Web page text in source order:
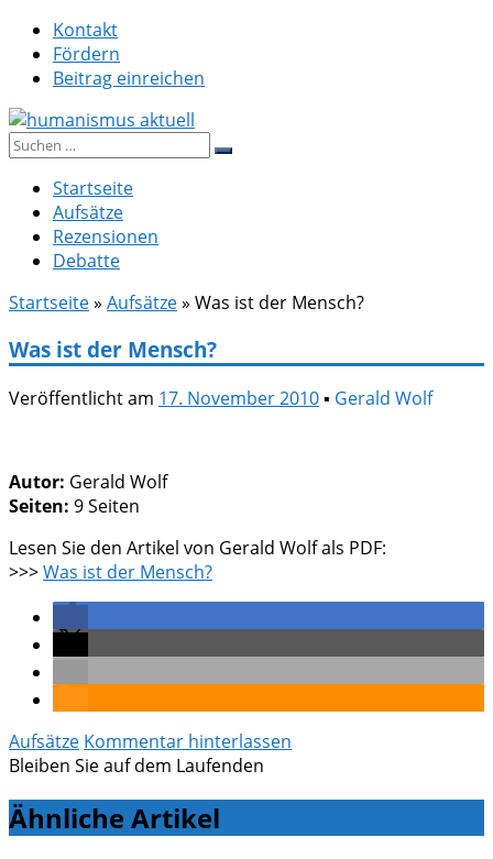
Zum
Inhalt
springen
Kontakt
Fördern
Beitrag einreichen
humanismus aktuell
Suche
Startseite
Aufsätze
Rezensionen
Debatte
Startseite» Aufsätze» Was ist der Mensch?
Was ist der Mensch?
Veröffentlicht am 17. November 2010▪ Gerald Wolf
Autor: Gerald Wolf
Seiten: 9 Seiten
Lesen Sie den Artikel von Gerald Wolf als PDF:
>>>Was ist der Mensch?
Aufsätze Kommentar hinterlassen
Bleiben Sie auf dem Laufenden
Ähnliche Artikel